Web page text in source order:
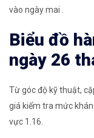
vào ngày mai .
Biểu đồ
ngày 26
Từ góc độ kỹ thuật,
giá kiểm tra mức
vực 1.16.